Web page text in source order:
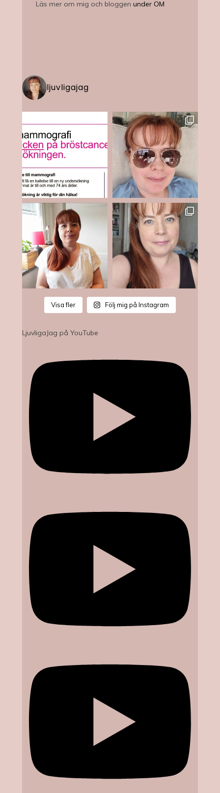
Läs mer om mig och bloggenunder OM
ljuvligajag
Visa fler Följ mig på Instagram
LjuvligaJag på YouTube